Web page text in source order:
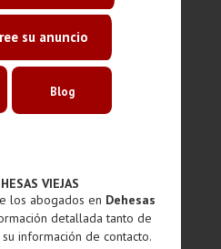
su anuncio
Blog
VIEJAS
los abogados en Dehesas
detallada tanto de
información de contacto.